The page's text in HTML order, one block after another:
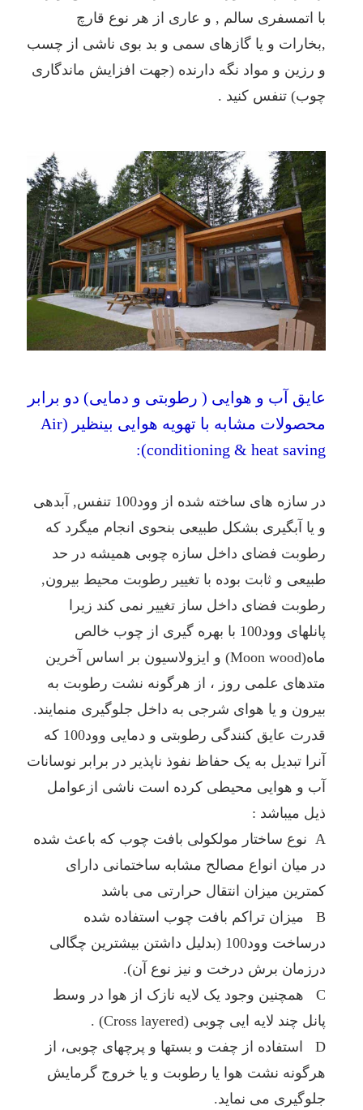
با اتمسفری سالم , و عاری از هر نوع قارچ
,بخارات و یا گازهای سمی و بد بوی ناشی از چسب
و رزین و مواد نگه دارنده (جهت افزایش ماندگاری
چوب) تنفس کنید .
عایق آب و هوایی ( رطوبتی و دمایی) دو برابر
محصولات مشابه با تهویه هوایی بینظیر (Air
conditioning & heat saving):
در سازه های ساخته شده از وود100 تنفس, آبدهی
و یا آبگیری بشکل طبیعی بنحوی انجام میگرد که
رطوبت فضای داخل سازه چوبی همیشه در حد
طبیعی و ثابت بوده با تغییر رطوبت محیط بیرون,
رطوبت فضای داخل ساز تغییر نمی کند زیرا
پانلهای وود100 با بهره گیری از چوب خالص
ماه(Moon wood) و ایزولاسیون بر اساس آخرین
متدهای علمی روز ، از هرگونه نشت رطوبت به
بیرون و یا هوای شرجی به داخل جلوگیری منمایند.
قدرت عایق کنندگی رطوبتی و دمایی وود100 که
آنرا تبدیل به یک حفاظ نفوذ ناپذیر در برابر نوسانات
آب و هوایی محیطی کرده است ناشی ازعوامل
ذیل میباشد :
A نوع ساختار مولکولی بافت چوب که باعث شده
در میان انواع مصالح مشابه ساختمانی دارای
کمترین میزان انتقال حرارتی می باشد
B میزان تراکم بافت چوب استفاده شده
درساخت وود100 (بدلیل داشتن بیشترین چگالی
درزمان برش درخت و نیز نوع آن).
C همچنین وجود یک لایه نازک از هوا در وسط
پانل چند لایه ایی چوبی (Cross layered) .
D استفاده از چفت و بستها و پرچهای چوبی، از
هرگونه نشت هوا یا رطوبت و یا خروج گرمایش
جلوگیری می نماید.